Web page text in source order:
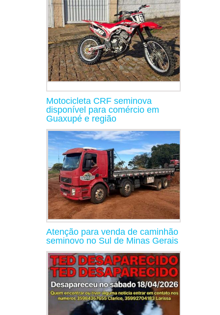
Motocicleta CRF seminova
disponível para comércio em
Guaxupé e região
Atenção para venda de caminhão
seminovo no Sul de Minas Gerais